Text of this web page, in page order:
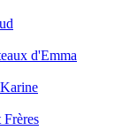
d'Emma
Frères